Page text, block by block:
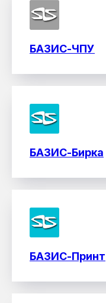
БАЗИС-ЧПУ
БАЗИС-Бирка
БАЗИС-Принт